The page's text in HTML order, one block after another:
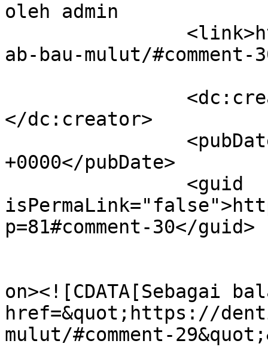
oleh admin		</title>
ab-bau-mulut/
</dc:creator>
+0000</pubDate>
p=81#comment-30</guid>
on><![CDATA[Sebagai
href=&quot;https://
mulut/#comment-